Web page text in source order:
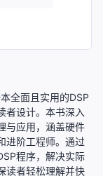
全面且实用的DSP
者设计。本书深入
与应用，涵盖硬件
进阶工程师。通过
程序，解决实际
读者轻松理解并快